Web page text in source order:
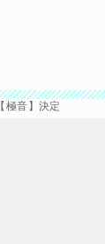
極音】決定